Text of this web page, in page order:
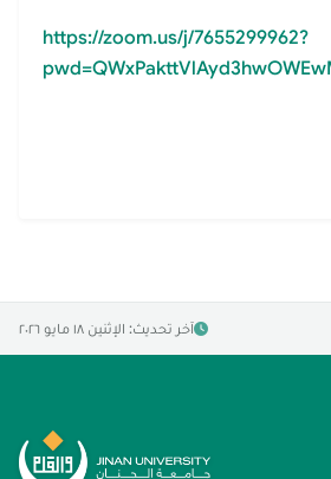
https://zoom.us/j/7655299962?
آخر تحديث: الإثنين ١٨ مايو ٢٠٢٦